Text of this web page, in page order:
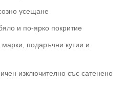
усещане
и по-ярко покритие
подаръчни кутии и
изключително със сатенено